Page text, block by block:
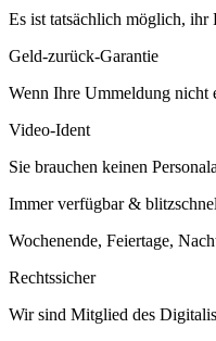
Es ist tatsächlich möglich, ihr
Geld-zurück-Garantie
Wenn Ihre Ummeldung nicht
Video-Ident
Sie brauchen keinen
Immer verfügbar &
Wochenende, Feiertage,
Rechtssicher
Wir sind Mitglied des